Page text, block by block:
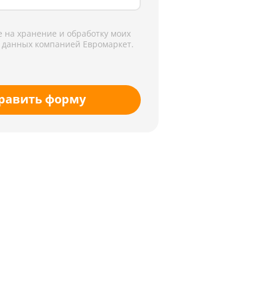
на хранение и обработку моих
компанией Евромаркет.
форму